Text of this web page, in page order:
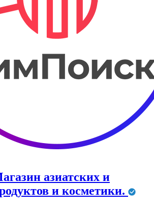
азиатских и
и косметики.